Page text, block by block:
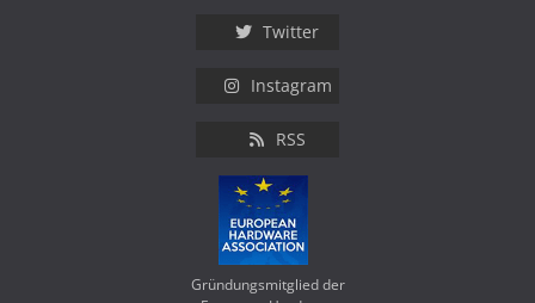
Twitter
Instagram
RSS
Gründungsmitglied der